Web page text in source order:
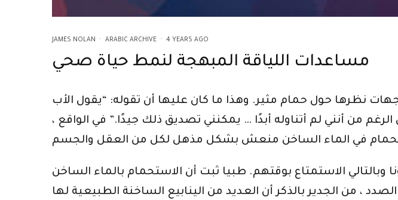
JAMES NOLAN · ARABIC ARCHIVE · 4 YEARS AGO
مساعدات اللياقة المبهجة لنمط حياة صحي
نظرها حول حمام مثير. وهذا ما كان عليها أن تقوله: “يقول الأب
من أنني لم أتناوله أبدًا … يمكنني تصديق ذلك جيدًا.” في الواقع ،
الاستمتاع بوقتهم. طبيا ثبت أن الاستحمام بالماء الساخن
، من الجدير بالذكر أن العديد من الينابيع الساخنة الطبيعية لها